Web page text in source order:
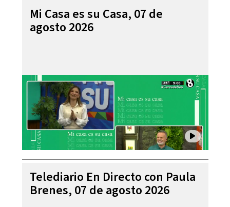
Mi Casa es su Casa, 07 de
agosto 2026
Telediario En Directo con Paula
Brenes, 07 de agosto 2026